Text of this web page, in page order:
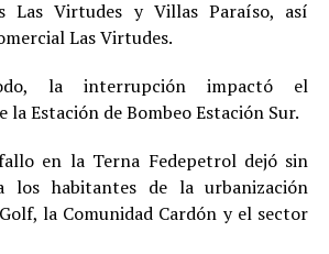
Las Virtudes y Villas Paraíso, así
Las Virtudes.
la interrupción impactó el
Estación de Bombeo Estación Sur.
en la Terna Fedepetrol dejó sin
los habitantes de la urbanización
la Comunidad Cardón y el sector